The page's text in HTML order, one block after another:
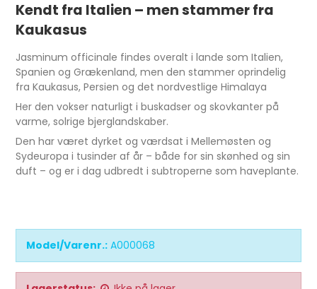
Kendt fra Italien – men stammer fra
Kaukasus
Jasminum officinale findes overalt i lande som Italien,
Spanien og Grækenland, men den stammer oprindelig
fra Kaukasus, Persien og det nordvestlige Himalaya
Her den vokser naturligt i buskadser og skovkanter på
varme, solrige bjerglandskaber.
Den har været dyrket og værdsat i Mellemøsten og
Sydeuropa i tusinder af år – både for sin skønhed og sin
duft – og er i dag udbredt i subtroperne som haveplante.
Model/Varenr.: A000068